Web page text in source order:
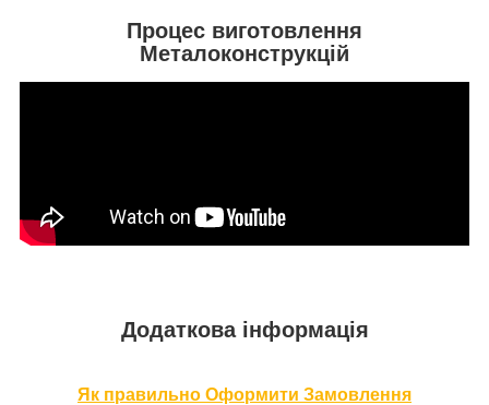
Процес виготовлення
Металоконструкцій
Додаткова інформація
Як правильно Оформити Замовлення